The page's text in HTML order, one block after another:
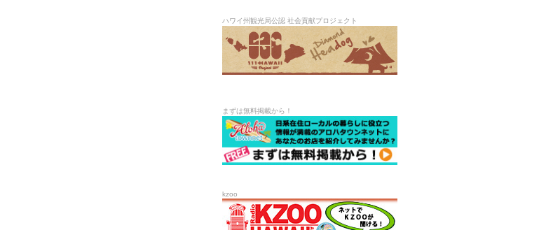
ハワイ州観光局公認 社会貢献プロジェクト
まずは無料掲載から！
kzoo